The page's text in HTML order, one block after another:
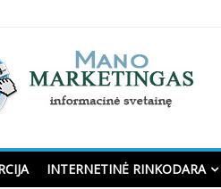
INTERNETINĖ RINKODARA